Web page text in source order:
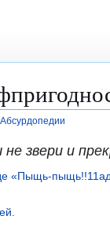
звери и
«Пыщь-